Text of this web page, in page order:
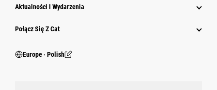
Aktualności I Wydarzenia
Połącz Się Z Cat
Europe ‧ Polish